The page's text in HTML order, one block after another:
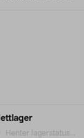
Henter lagerstatus...